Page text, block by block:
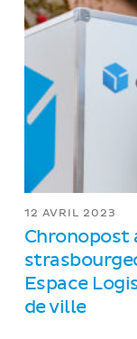
12 AVRIL 2023
Chronopost
Espace
de ville